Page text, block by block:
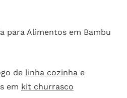
para Alimentos em Bambu
de linha cozinhae
em kit churrasco